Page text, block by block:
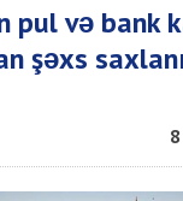
pul və bank
şəxs